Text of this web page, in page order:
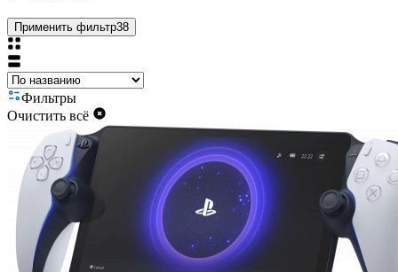
Применить фильтр38
Фильтры
Очистить всё